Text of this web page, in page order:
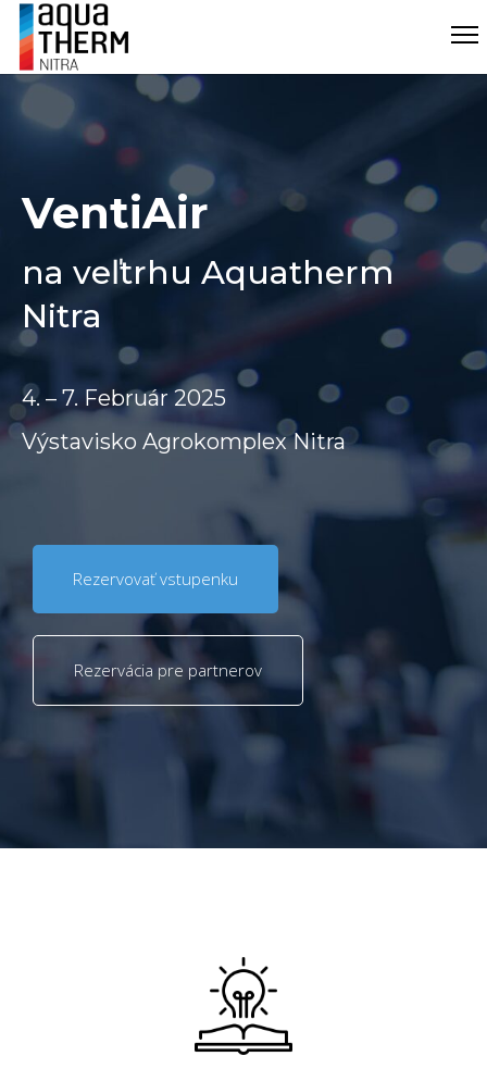
VentiAir
na veľtrhu Aquatherm
Nitra
4. – 7. Február 2025
Výstavisko Agrokomplex Nitra
Rezervovať vstupenku
Rezervácia pre partnerov